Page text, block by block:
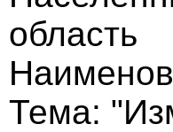
область
Тема: